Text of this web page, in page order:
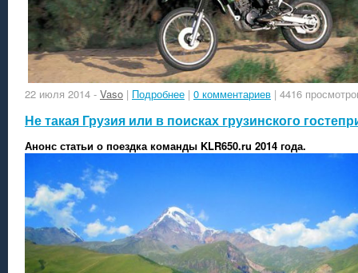
22 июля 2014 - Vaso | Подробнее | 0 комментариев | 4416
Не такая Грузия или в поисках грузинского
Анонс статьи о поездка команды KLR650.ru 2014 года.